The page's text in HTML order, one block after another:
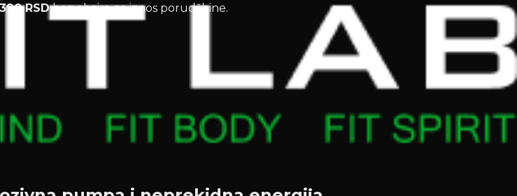
390 RSD bez obzira na iznos porudžbine.